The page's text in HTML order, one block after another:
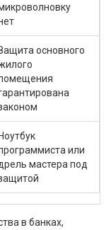
основного
Ноутбук
или
мастера под
в банках,